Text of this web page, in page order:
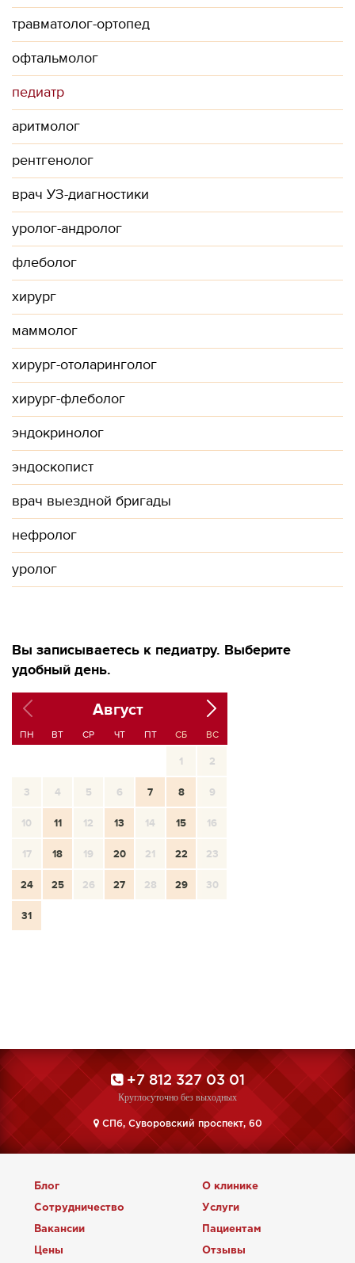
травматолог-ортопед
офтальмолог
педиатр
аритмолог
рентгенолог
врач УЗ-диагностики
уролог-андролог
флеболог
хирург
маммолог
хирург-отоларинголог
хирург-флеболог
эндокринолог
эндоскопист
врач выездной бригады
нефролог
уролог
Вы записываетесь к педиатру. Выберите
удобный день.
Август
ПН ВТ СР ЧТ ПТ СБ ВС
1 2
3 4 5 6 7 8 9
10 11 12 13 14 15 16
17 18 19 20 21 22 23
24 25 26 27 28 29 30
31
+7 812 327 03 01
Круглосуточно без выходных
CПб, Суворовский проспект, 60
Блог О клинике
Сотрудничество Услуги
Вакансии Пациентам
Цены Отзывы